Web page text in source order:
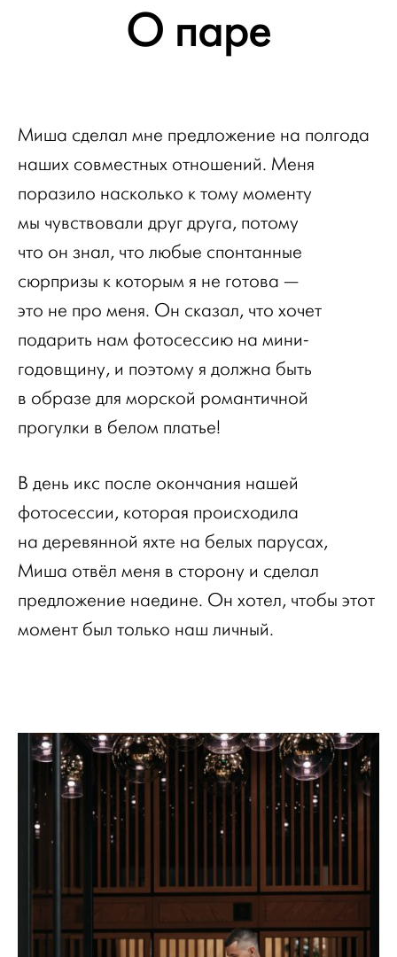
О паре
Миша сделал мне предложение на полгода
наших совместных отношений. Меня
поразило насколько к тому моменту
мы чувствовали друг друга, потому
что он знал, что любые спонтанные
сюрпризы к которым я не готова —
это не про меня. Он сказал, что хочет
подарить нам фотосессию на мини-
годовщину, и поэтому я должна быть
в образе для морской романтичной
прогулки в белом платье!
В день икс после окончания нашей
фотосессии, которая происходила
на деревянной яхте на белых парусах,
Миша отвёл меня в сторону и сделал
предложение наедине. Он хотел, чтобы этот
момент был только наш личный.